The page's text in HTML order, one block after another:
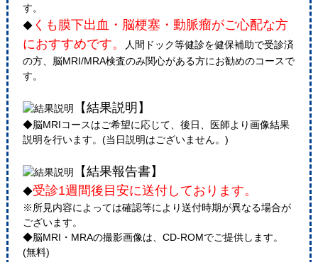
す。
◆くも膜下出血・脳梗塞・動脈瘤がご心配な方
におすすめです。
人間ドック等健診を健保補助で受診済
の方、脳MRI/MRA検査のみ関心がある方にお勧めのコースで
す。
【結果説明】
◆脳MRIコースはご希望に応じて、後日、医師より画像結果
説明を行います。(当日説明はございません。)
【結果報告書】
◆受診1週間後目安に送付しております。
※所見内容によっては確認等により送付時期が異なる場合が
ございます。
◆脳MRI・MRAの撮影画像は、CD-ROMでご提供します。
(無料)